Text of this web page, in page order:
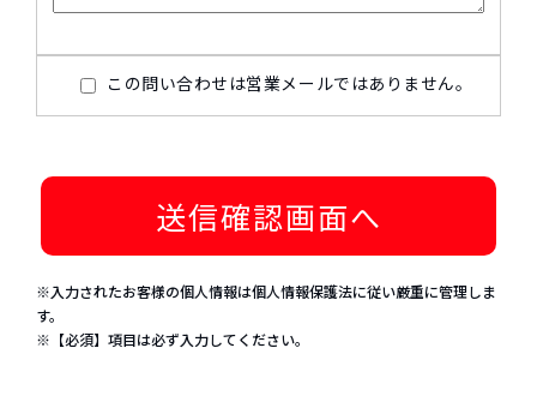
この問い合わせは営業メールではありません。
※入力されたお客様の個人情報は個人情報保護法に従い厳重に管理しま
す。
※【必須】項目は必ず入力してください。